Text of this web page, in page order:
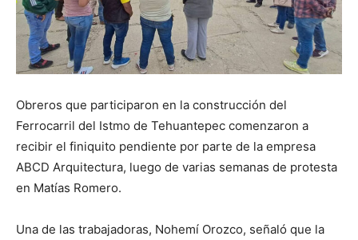
Obreros que participaron en la construcción del
Ferrocarril del Istmo de Tehuantepec comenzaron a
recibir el finiquito pendiente por parte de la empresa
ABCD Arquitectura, luego de varias semanas de protesta
en Matías Romero.
Una de las trabajadoras, Nohemí Orozco, señaló que la